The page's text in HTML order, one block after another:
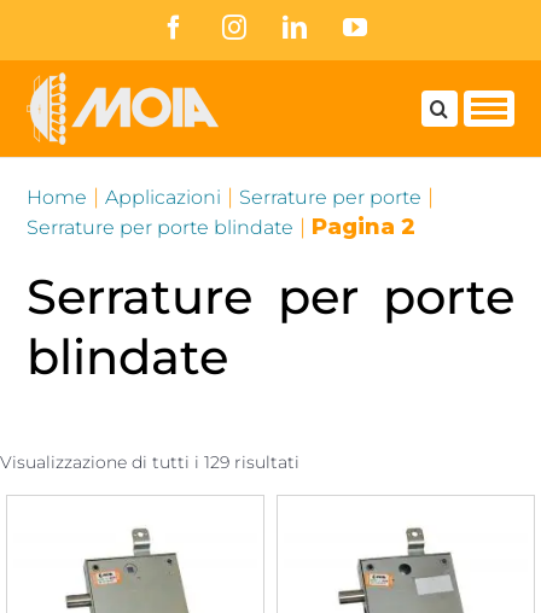
content
FacebookInstagramLinkedInYouTube
Home |Applicazioni | Serrature per porte |
Serrature per porte blindate | Pagina 2
Serrature per porte
blindate
Visualizzazione di tutti i 129 risultati